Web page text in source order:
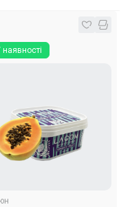
наявності